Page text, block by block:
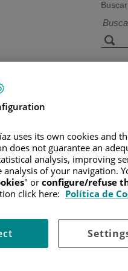
Buscar
PACIENTE/TIPOS DE
más allá del área
el mejor tratamiento
de estadificación TNM.
uses its own cookies and
does not guarantee an
analysis, improving
of your navigation.
" or configure/refuse
click here: Política de